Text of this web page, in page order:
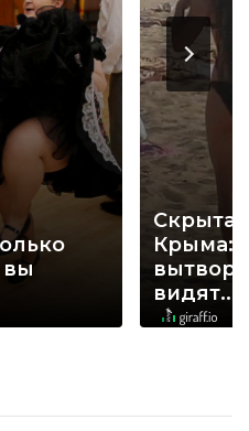
вы
Крыма:
видят...